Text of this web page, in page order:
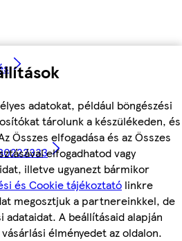
adatokat, például böngészési
tárolunk a készülékeden, és
Összes elfogadása és az Összes
elfogadhatod vagy
illetve ugyanezt bármikor
és Cookie tájékoztató linkre
megosztjuk a partnereinkkel, de
adataidat. A beállításaid alapján
élményedet az oldalon.